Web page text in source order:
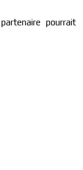
partenaire pourrait